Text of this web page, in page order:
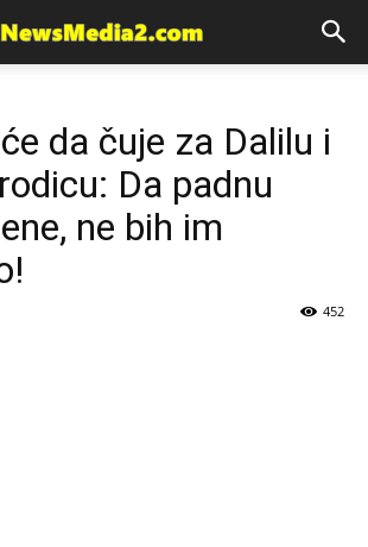
da čuje za Dalilu i
Da padnu
ne bih im
452